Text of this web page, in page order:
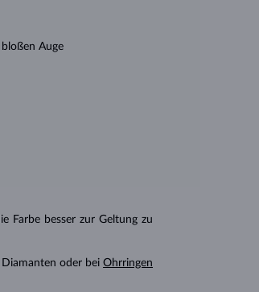
Auge
Farbe besser zur Geltung zu
oder bei Ohrringen